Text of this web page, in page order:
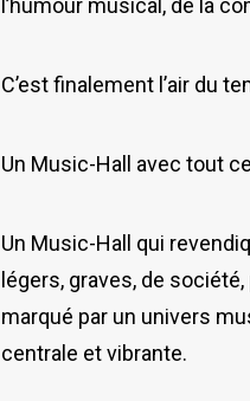
l’humour musical, de la
C’est finalement l’air du
Un Music-Hall avec tout
Un Music-Hall qui
légers, graves, de
marqué par un univers
centrale et vibrante.